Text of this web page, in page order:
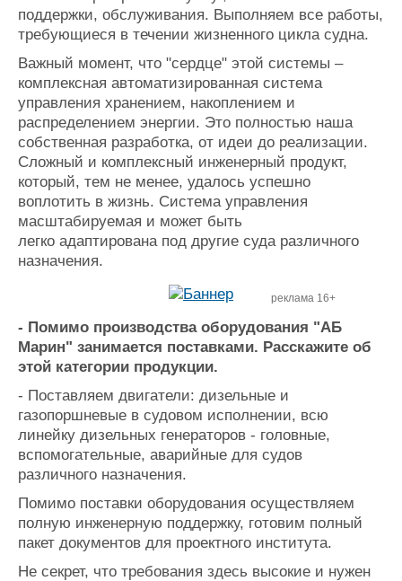
поддержки, обслуживания. Выполняем все работы,
требующиеся в течении жизненного цикла судна.
Важный момент, что "сердце" этой системы –
комплексная автоматизированная система
управления хранением, накоплением и
распределением энергии. Это полностью наша
собственная разработка, от идеи до реализации.
Сложный и комплексный инженерный продукт,
который, тем не менее, удалось успешно
воплотить в жизнь. Система управления
масштабируемая и может быть
легко адаптирована под другие суда различного
назначения.
реклама 16+
- Помимо производства оборудования "АБ
Марин" занимается поставками. Расскажите об
этой категории продукции.
- Поставляем двигатели: дизельные и
газопоршневые в судовом исполнении, всю
линейку дизельных генераторов - головные,
вспомогательные, аварийные для судов
различного назначения.
Помимо поставки оборудования осуществляем
полную инженерную поддержку, готовим полный
пакет документов для проектного института.
Не секрет, что требования здесь высокие и нужен